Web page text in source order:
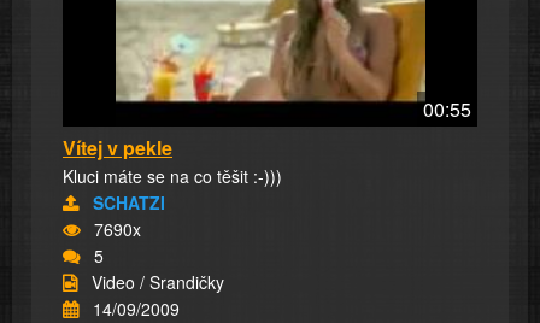
00:55
Vítej v pekle
Kluci máte se na co těšit :-)))
SCHATZI
7690x
5
Video / Srandičky
14/09/2009